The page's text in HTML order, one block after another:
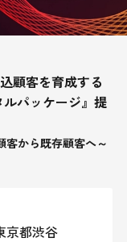
顧客を育成する
パッケージ』提
客から既存顧客へ～
京都渋谷